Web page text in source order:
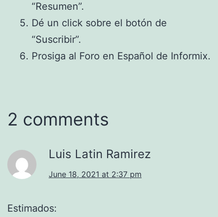
“Resumen”.
Dé un click sobre el botón de
“Suscribir”.
Prosiga al Foro en Español de Informix.
2 comments
Luis Latin Ramirez
June 18, 2021 at 2:37 pm
Estimados: